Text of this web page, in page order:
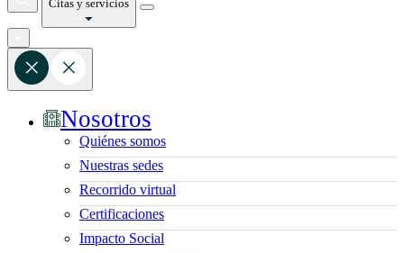
Citas y servicios
Nosotros
Quiénes somos
Nuestras sedes
Recorrido virtual
Certificaciones
Impacto Social